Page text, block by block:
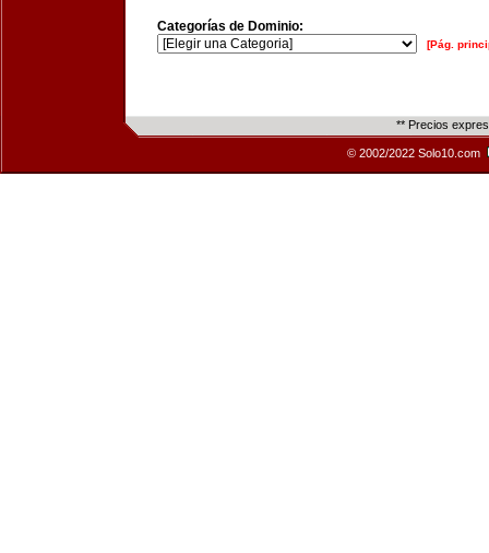
Categorías de Dominio:
[Pág.
** Precios
© 2002/2022 Solo10.com